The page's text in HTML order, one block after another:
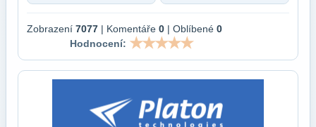
Zobrazení 7077 | Komentáře 0 | Oblíbené 0
Hodnocení: